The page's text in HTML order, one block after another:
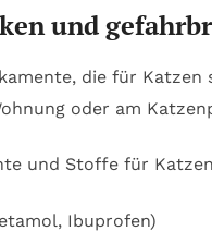
und
die für
oder am
und Stoffe für
Ibuprofen)